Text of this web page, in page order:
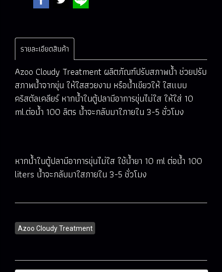
รายละเอียดสินค้า
Azoo Cloudy Treatment ผลิตภัณฑ์ปรับสภาพน้ำ ช่วยปรับ
สภาพน้ำจากขุ่น ให้ใสสวยงาม หรือน้ำเขียวให้ ใสแบบ
คริสตัลเคลียร์ หากน้ำในตู้ปลามีอาการขุ่นไม่ใส ให้ใส่ 10
ml.ต่อน้ำ 100 ลิตร น้ำจะกลับมาใภายใน 3-5 ชั่วโมง
หากน้ำในตู้ปลามีอาการขุ่นไม่ใส ใช้น้ำยา 10 ml ต่อน้ำ 100
liters น้ำจะกลับมาใสภายใน 3-5 ชั่วโมง
Azoo Cloudy Treatment